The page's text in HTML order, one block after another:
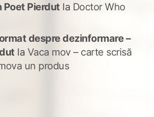
Poet Pierdut la Doctor Who
despre dezinformare –
la Vaca mov – carte scrisă
un produs